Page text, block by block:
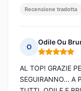
Recensione tradotta
O
Odile Ou
Nota: 5 su 5
AL TOP! GRAZIE
SEGUIRANNO... A